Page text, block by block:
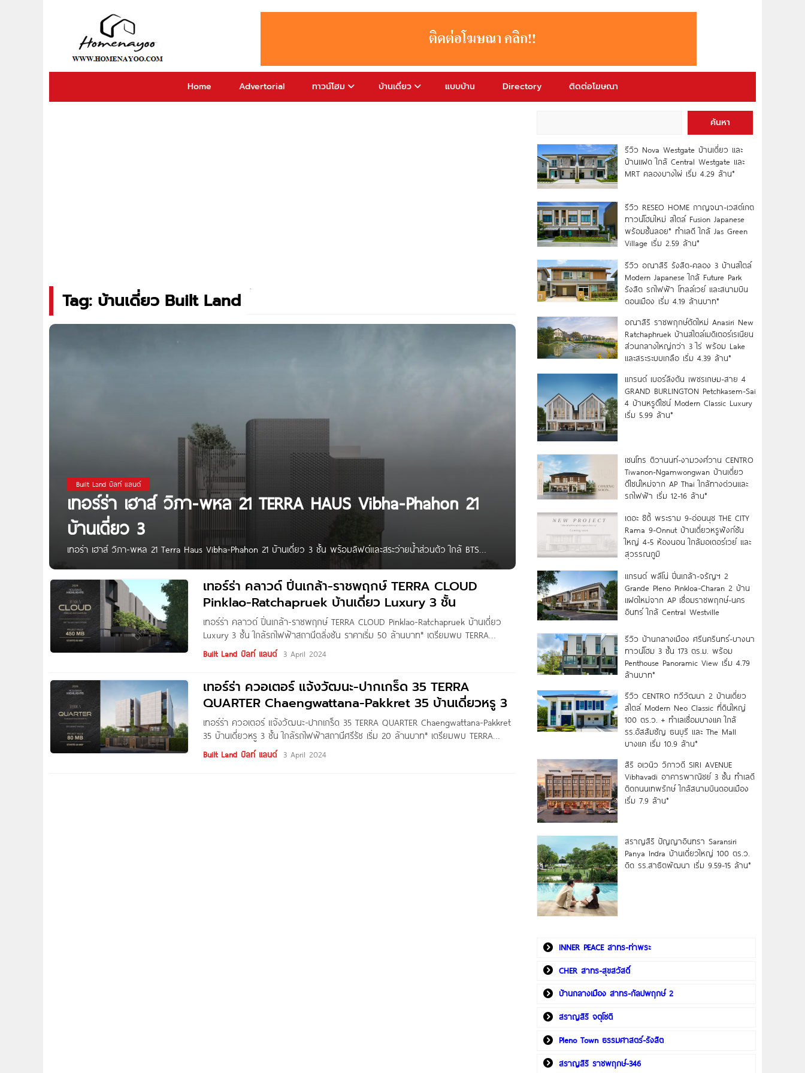
Home Advertorial ทาวน์โฮม บ้านเดี่ยว แบบบ้าน Directory ติดต่อโฆษณา
Tag: บ้านเดี่ยว Built Land
Built Land บิลท์ แลนด์
เทอร์ร่า เฮาส์ วิภา-พหล 21 TERRA HAUS Vibha-Phahon 21
บ้านเดี่ยว 3
เทอร่า เฮาส์ วิภา-พหล 21 Terra Haus Vibha-Phahon 21 บ้านเดี่ยว 3 ชั้น พร้อมลิฟต์และสระว่ายน้ำส่วนตัว ใกล้ BTS
พหลโยธิน 24 เพียง 450 ม.* ราคาเริ่ม 58 ล้านบาท* TERRA HAUS วิภา-พหล 21 บ้านเดี่ยวหรูโครงการใหม่ จาก บริษัท บิล
ท์
เทอร์ร่า คลาวด์ ปิ่นเกล้า-ราชพฤกษ์ TERRA CLOUD
Pinklao-Ratchapruek บ้านเดี่ยว Luxury 3 ชั้น
เทอร์ร่า คลาวด์ ปิ่นเกล้า-ราชพฤกษ์ TERRA CLOUD Pinklao-Ratchapruek บ้านเดี่ยว
Luxury 3 ชั้น ใกล้รถไฟฟ้าสถานีตลิ่งชัน ราคาเริ่ม 50 ล้านบาท* เตรียมพบ TERRA
CLOUD ปิ่นเกล้า-ราชพฤกษ์ บ้านเดี่ยวหรูโครงการใหม่ จาก บริษัท บิลท์ แลนด์ จำกัด
(มหาชน) บ้านเดี่ยว Luxury 3 ชั้น ใกล้รถไฟฟ้าสถานีตลิ่งชัน ตั้งอยู่แยกราชพฤกษ์-ปิ่น
Built Land บิลท์ แลนด์ 3 April 2024
เทอร์ร่า ควอเตอร์ แจ้งวัฒนะ-ปากเกร็ด 35 TERRA
QUARTER Chaengwattana-Pakkret 35 บ้านเดี่ยวหรู 3
เทอร์ร่า ควอเตอร์ แจ้งวัฒนะ-ปากเกร็ด 35 TERRA QUARTER Chaengwattana-Pakkret
35 บ้านเดี่ยวหรู 3 ชั้น ใกล้รถไฟฟ้าสถานีศรีรัช เริ่ม 20 ล้านบาท* เตรียมพบ TERRA
QUARTER แจ้งวัฒนะ-ปากเกร็ด 35 บ้านเดี่ยวหรูโครงการใหม่ จาก บริษัท บิลท์ แลนด์
จำกัด (มหาชน) บ้านเดี่ยว Luxury 3 ชั้น ใจกลางแจ้งวัฒนะ
Built Land บิลท์ แลนด์ 3 April 2024
ค้นหา
รีวิว Nova Westgate บ้านเดี่ยว และ
บ้านแฝด ใกล้ Central Westgate และ
MRT คลองบางไผ่ เริ่ม 4.29 ล้าน*
รีวิว RESEO HOME กาญจนา-เวสต์เกต
ทาวน์โฮมใหม่ สไตล์ Fusion Japanese
พร้อมชั้นลอย* ทำเลดี ใกล้ Jas Green
Village เริ่ม 2.59 ล้าน*
รีวิว อณาสิริ รังสิต-คลอง 3 บ้านสไตล์
Modern Japanese ใกล้ Future Park
รังสิต รถไฟฟ้า โทลล์เวย์ และสนามบิน
ดอนเมือง เริ่ม 4.19 ล้านบาท*
อณาสิริ ราชพฤกษ์ตัดใหม่ Anasiri New
Ratchaphruek บ้านสไตล์เมดิเตอร์เรเนียน
ส่วนกลางใหญ่กว่า 3 ไร่ พร้อม Lake
และสระระบบเกลือ เริ่ม 4.39 ล้าน*
แกรนด์ เบอร์ลิงตัน เพชรเกษม-สาย 4
GRAND BURLINGTON Petchkasem-Sai
4 บ้านหรูดีไซน์ Modern Classic Luxury
เริ่ม 5.99 ล้าน*
เซนโทร ติวานนท์-งามวงศ์วาน CENTRO
Tiwanon-Ngamwongwan บ้านเดี่ยว
ดีไซน์ใหม่จาก AP Thai ใกล้ทางด่วนและ
รถไฟฟ้า เริ่ม 12-16 ล้าน*
เดอะ ซิตี้ พระราม 9-อ่อนนุช THE CITY
Rama 9-Onnut บ้านเดี่ยวหรูฟังก์ชัน
ใหญ่ 4-5 ห้องนอน ใกล้มอเตอร์เวย์ และ
สุวรรณภูมิ
แกรนด์ พลีโน่ ปิ่นเกล้า-จรัญฯ 2
Grande Pleno Pinkloa-Charan 2 บ้าน
แฝดใหม่จาก AP เชื่อมราชพฤกษ์-นคร
อินทร์ ใกล้ Central Westville
รีวิว บ้านกลางเมือง ศรีนครินทร์-บางนา
ทาวน์โฮม 3 ชั้น 173 ตร.ม. พร้อม
Penthouse Panoramic View เริ่ม 4.79
ล้านบาท*
รีวิว CENTRO ทวีวัฒนา 2 บ้านเดี่ยว
สไตล์ Modern Neo Classic ที่ดินใหญ่
100 ตร.ว. + ทำเลเชื่อมบางแค ใกล้
รร.อัสสัมชัญ ธนบุรี และ The Mall
บางแค เริ่ม 10.9 ล้าน*
สิริ อเวนิว วิภาวดี SIRI AVENUE
Vibhavadi อาคารพาณิชย์ 3 ชั้น ทำเลดี
ติดถนนเทพรักษ์ ใกล้สนามบินดอนเมือง
เริ่ม 7.9 ล้าน*
สราญสิริ ปัญญาอินทรา Saransiri
Panya Indra บ้านเดี่ยวใหญ่ 100 ตร.ว.
ดิด รร.สาธิตพัฒนา เริ่ม 9.59-15 ล้าน*
INNER PEACE สาทร-ท่าพระ
CHER สาทร-สุขสวัสดิ์
บ้านกลางเมือง สาทร-กัลปพฤกษ์ 2
สราญสิริ จตุโชติ
Pleno Town ธรรมศาสตร์-รังสิต
สราญสิริ ราชพฤกษ์-346